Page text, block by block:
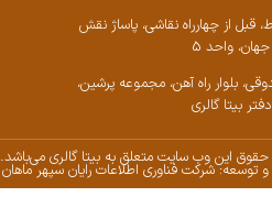
قبل از چهارراه نقاشی، پاساژ نقش
جهان، واحد 5
بلوار راه آهن، مجموعه پرشین،‌
دفتر بیتا گالری
این وب سایت متعلق به بیتا گالری می‌باشد.
توسعه: شرکت فناوری اطلاعات رایان سپهر ماهان